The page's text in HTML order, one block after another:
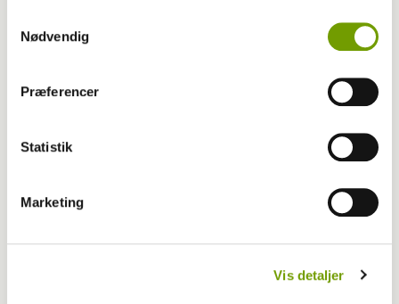
Nødvendig
Præferencer
Statistik
Marketing
Vis detaljer
Dyrlæge/sundhed
Biopsi – hvordan og hvorfor?